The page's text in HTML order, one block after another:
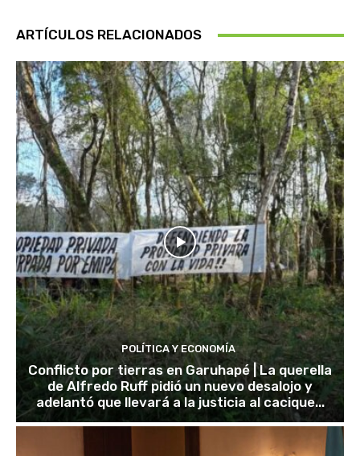
ARTÍCULOS RELACIONADOS
POLÍTICA Y ECONOMÍA
Conflicto por tierras en Garuhapé | La querella
de Alfredo Ruff pidió un nuevo desalojo y
adelantó que llevará a la justicia al cacique...